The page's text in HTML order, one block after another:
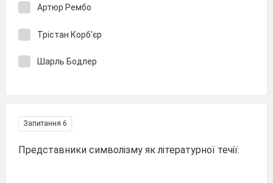
Артюр Рембо
Трістан Корб'єр
Шарль Бодлер
Запитання 6
Представники символізму як літературної течії: